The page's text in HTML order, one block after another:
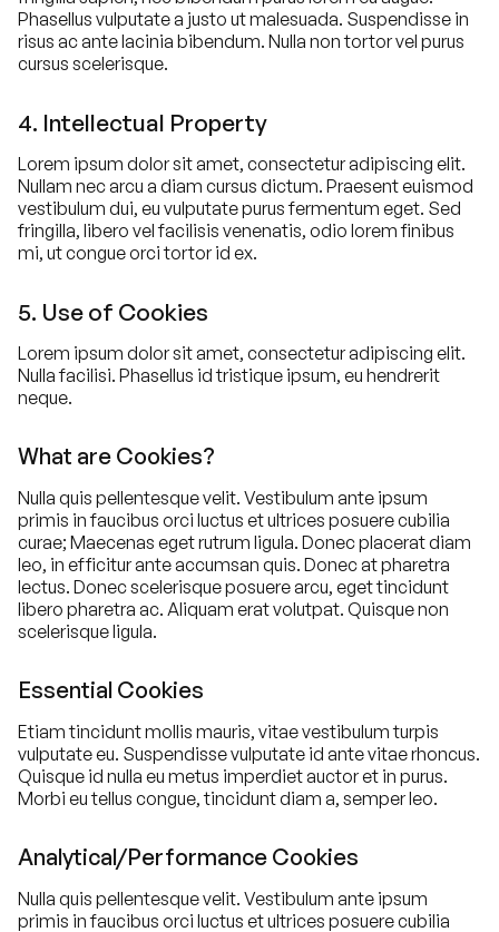
Phasellus vulputate a justo ut malesuada. Suspendisse in
risus ac ante lacinia bibendum. Nulla non tortor vel purus
cursus scelerisque.
4. Intellectual Property
Lorem ipsum dolor sit amet, consectetur adipiscing elit.
Nullam nec arcu a diam cursus dictum. Praesent euismod
vestibulum dui, eu vulputate purus fermentum eget. Sed
fringilla, libero vel facilisis venenatis, odio lorem finibus
mi, ut congue orci tortor id ex.
5. Use of Cookies
Lorem ipsum dolor sit amet, consectetur adipiscing elit.
Nulla facilisi. Phasellus id tristique ipsum, eu hendrerit
neque.
What are Cookies?
Nulla quis pellentesque velit. Vestibulum ante ipsum
primis in faucibus orci luctus et ultrices posuere cubilia
curae; Maecenas eget rutrum ligula. Donec placerat diam
leo, in efficitur ante accumsan quis. Donec at pharetra
lectus. Donec scelerisque posuere arcu, eget tincidunt
libero pharetra ac. Aliquam erat volutpat. Quisque non
scelerisque ligula.
Essential Cookies
Etiam tincidunt mollis mauris, vitae vestibulum turpis
vulputate eu. Suspendisse vulputate id ante vitae rhoncus.
Quisque id nulla eu metus imperdiet auctor et in purus.
Morbi eu tellus congue, tincidunt diam a, semper leo.
Analytical/Performance Cookies
Nulla quis pellentesque velit. Vestibulum ante ipsum
primis in faucibus orci luctus et ultrices posuere cubilia